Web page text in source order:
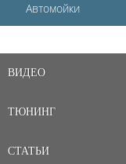
Автомойки
ВИДЕО
ТЮНИНГ
СТАТЬИ